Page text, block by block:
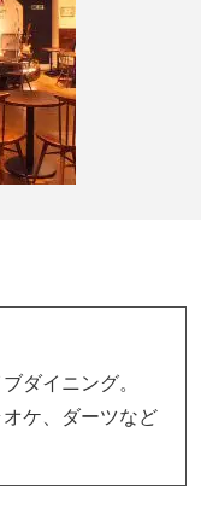
ダイニング。
ケ、ダーツなど